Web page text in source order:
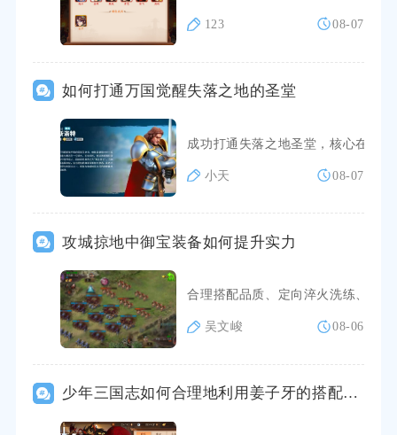
123 08-07
如何打通万国觉醒失落之地的圣堂
成功打通失落之地圣堂，核心在于
小天 08-07
攻城掠地中御宝装备如何提升实力
合理搭配品质、定向淬火洗练、针
吴文峻 08-06
少年三国志如何合理地利用姜子牙的搭配技巧